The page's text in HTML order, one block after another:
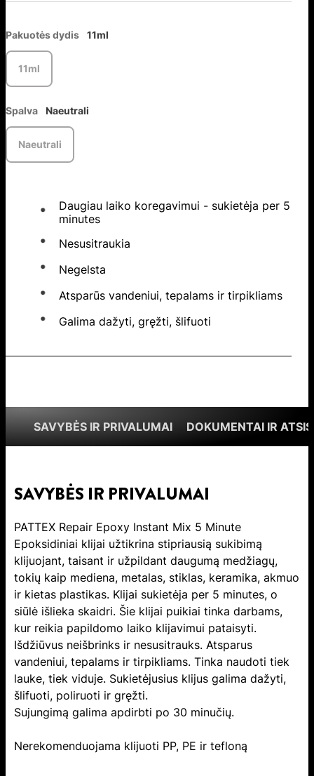
Pakuotės dydis 11ml
11ml
Spalva Naeutrali
Naeutrali
Daugiau laiko koregavimui - sukietėja per 5
minutes
Nesusitraukia
Negelsta
Atsparūs vandeniui, tepalams ir tirpikliams
Galima dažyti, gręžti, šlifuoti
SAVYBĖS IR PRIVALUMAI DOKUMENTAI IR
SAVYBĖS IR PRIVALUMAI
PATTEX Repair Epoxy Instant Mix 5 Minute
Epoksidiniai klijai užtikrina stipriausią sukibimą
klijuojant, taisant ir užpildant daugumą medžiagų,
tokių kaip mediena, metalas, stiklas, keramika, akmuo
ir kietas plastikas. Klijai sukietėja per 5 minutes, o
siūlė išlieka skaidri. Šie klijai puikiai tinka darbams,
kur reikia papildomo laiko klijavimui pataisyti.
Išdžiūvus neišbrinks ir nesusitrauks. Atsparus
vandeniui, tepalams ir tirpikliams. Tinka naudoti tiek
lauke, tiek viduje. Sukietėjusius klijus galima dažyti,
šlifuoti, poliruoti ir gręžti.
Sujungimą galima apdirbti po 30 minučių.
Nerekomenduojama klijuoti PP, PE ir tefloną